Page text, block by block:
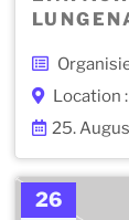
Location
25.
26